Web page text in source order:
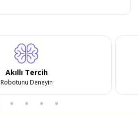
Akıllı Tercih
Robotunu Deneyin